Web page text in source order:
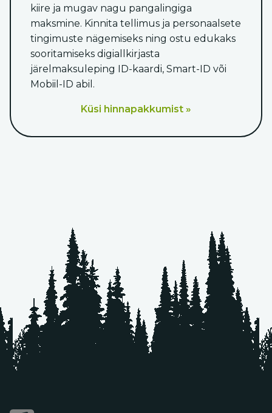
kiire ja mugav nagu pangalingiga
maksmine. Kinnita tellimus ja personaalsete
tingimuste nägemiseks ning ostu edukaks
sooritamiseks digiallkirjasta
järelmaksuleping ID-kaardi, Smart-ID või
Mobiil-ID abil.
Küsi hinnapakkumist »